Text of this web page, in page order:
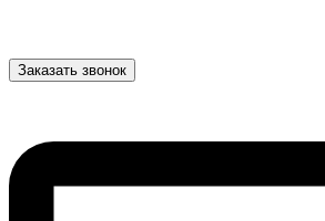
Заказать звонок